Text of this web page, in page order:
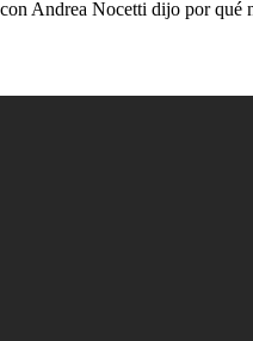
Andrea Nocetti dijo por qué